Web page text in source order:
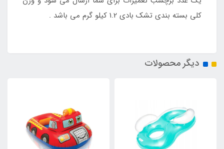
کلی بسته بندی تشک بادی 1.2 کیلو گرم می باشد .
دیگر محصولات